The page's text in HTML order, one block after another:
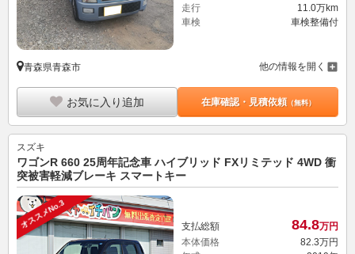
走行
11.0万km
車検
車検整備付
青森県青森市 他の情報を開く
お気に入り追加 在庫確認・見積依頼（無料）
スズキ
ワゴンR 660 25周年記念車 ハイブリッド FXリミテッド 4WD 衝
突被害軽減ブレーキ スマートキー
オススメNo.3 支払総額 84.8万円
本体価格
82.3万円